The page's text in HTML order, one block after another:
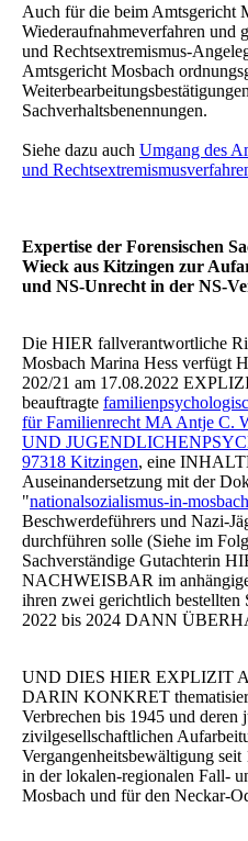
Auch für die beim Amtsgericht
Wiederaufnahmeverfahren und
und Rechtsextremismus-
Amtsgericht Mosbach
Sachverhaltsbenennungen.
Siehe dazu auch Umgang des
und
Expertise der Forensischen
Wieck aus Kitzingen zur
und NS-Unrecht in der NS-
Die HIER fallverantwortliche
Mosbach Marina Hess verfügt
202/21 am 17.08.2022
beauftragte
für Familienrecht MA Antje C.
UND
97318 Kitzingen, eine
Auseinandersetzung mit der
"nationalsozialismus-in-
Beschwerdeführers und Nazi-
durchführen solle (Siehe im
Sachverständige Gutachterin
NACHWEISBAR im
ihren zwei gerichtlich bestellten
2022 bis 2024 DANN
UND DIES HIER EXPLIZIT
DARIN KONKRET
Verbrechen bis 1945 und deren
zivilgesellschaftlichen
Vergangenheitsbewältigung
in der lokalen-regionalen Fall-
Mosbach und für den Neckar-